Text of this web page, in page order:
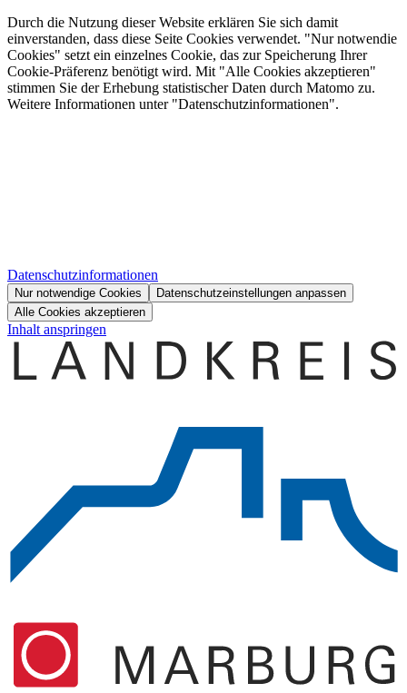
Durch die Nutzung dieser Website erklären Sie sich damit
einverstanden, dass diese Seite Cookies verwendet. "Nur notwendie
Cookies" setzt ein einzelnes Cookie, das zur Speicherung Ihrer
Cookie-Präferenz benötigt wird. Mit "Alle Cookies akzeptieren"
stimmen Sie der Erhebung statistischer Daten durch Matomo zu.
Weitere Informationen unter "Datenschutzinformationen".
Datenschutzinformationen
Nur notwendige Cookies
Datenschutzeinstellungen anpassen
Alle Cookies akzeptieren
Inhalt anspringen